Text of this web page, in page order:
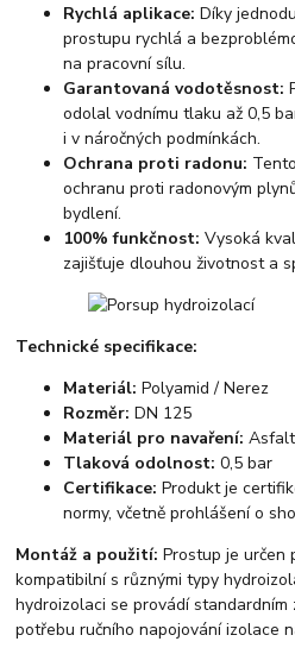
Rychlá aplikace: Díky
prostupu rychlá a
na pracovní sílu.
Garantovaná vodotěsnost:
odolal vodnímu tlaku až 0,5
i v náročných podmínkách.
Ochrana proti radonu:
ochranu proti radonovým
bydlení.
100% funkčnost: Vysoká
zajišťuje dlouhou životnost a
Technické specifikace:
Materiál: Polyamid / Nerez
Rozměr: DN 125
Materiál pro navaření:
Tlaková odolnost: 0,5 bar
Certifikace: Produkt je
normy, včetně prohlášení o
Montáž a použití: Prostup je určen
kompatibilní s různými typy
hydroizolaci se provádí standardním
potřebu ručního napojování izolace